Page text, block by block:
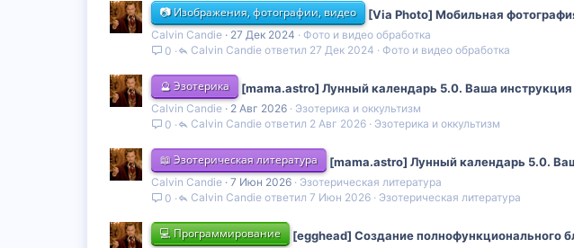
📷 Изображения, фотографии, видео [Via Photo] Мобильная
Calvin Candie 27 Дек 2024
Фото и видео обработка
0
Фото и видео обработка
27 Дек 2024
Calvin Candie
🔮 Эзотерика [mama.astro] Лунный календарь 5.0. Ваша
Calvin Candie 2 Авг 2026
Эзотерика и оккультизм
0
Эзотерика и оккультизм
2 Авг 2026
Calvin Candie
📖 Эзотерическая литература [mama.astro] Лунный календарь 5.0.
Calvin Candie 7 Июн 2026
Эзотерическая литература
0
Эзотерическая литература
7 Июн 2026
Calvin Candie
💻 Программирование [egghead] Создание полнофункционального